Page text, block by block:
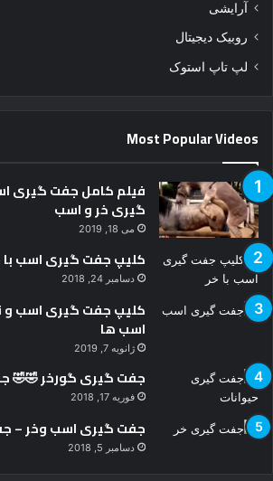
ن
د
آرایشی
روبیک دیجیتال
لپ تاپ استوک
Most Popular Videos
فیلم کامل جفت گیری
گیری خر و اسب
می 18, 2019
کلیپ جفت گیری اسب با
دسامبر 24, 2018
کلیپ جفت گیری اسب و
اسب ها
ژانویه 7, 2019
جفت گیری گورخر 🤣🤣
فوریه 17, 2018
جفت گیری اسب وخر –
دسامبر 5, 2018